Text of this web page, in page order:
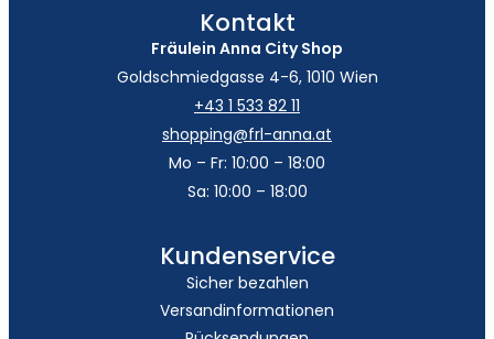
Kontakt
Fräulein Anna City Shop
Goldschmiedgasse 4-6, 1010 Wien
+43 1 533 82 11
shopping@frl-anna.at
Mo – Fr: 10:00 – 18:00
Sa: 10:00 – 18:00
Kundenservice
Sicher bezahlen
Versandinformationen